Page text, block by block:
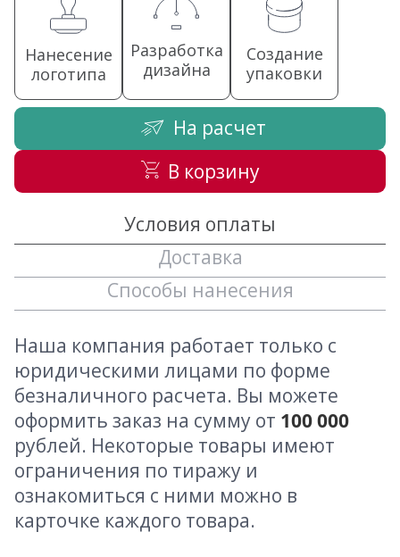
Нанесение
логотипа
Разработка
дизайна
Создание
упаковки
На расчет
В корзину
Условия оплаты
Доставка
Способы нанесения
Наша компания работает только с
юридическими лицами по форме
безналичного расчета. Вы можете
оформить заказ на сумму от 100 000
рублей. Некоторые товары имеют
ограничения по тиражу и
ознакомиться с ними можно в
карточке каждого товара.